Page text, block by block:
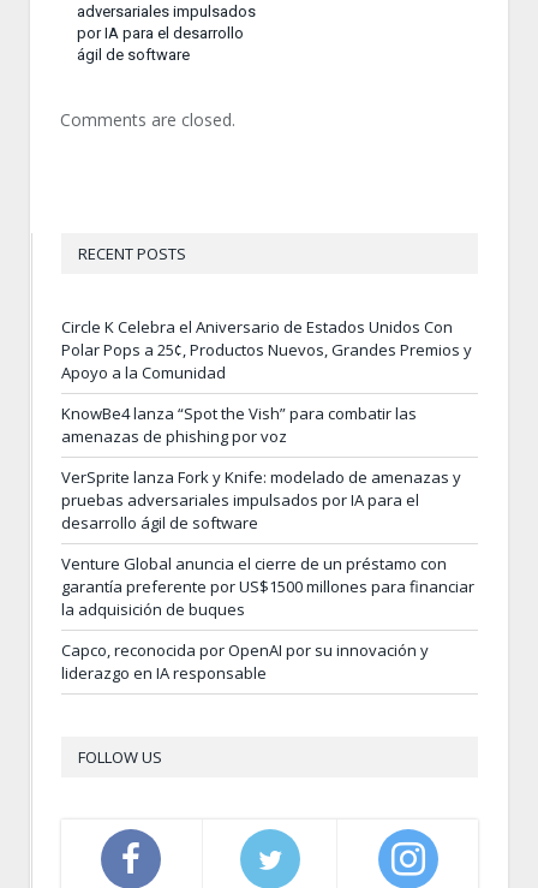
adversariales impulsados
por IA para el desarrollo
ágil de software
Comments are closed.
RECENT POSTS
Circle K Celebra el Aniversario de Estados Unidos Con
Polar Pops a 25¢, Productos Nuevos, Grandes Premios y
Apoyo a la Comunidad
KnowBe4 lanza “Spot the Vish” para combatir las
amenazas de phishing por voz
VerSprite lanza Fork y Knife: modelado de amenazas y
pruebas adversariales impulsados por IA para el
desarrollo ágil de software
Venture Global anuncia el cierre de un préstamo con
garantía preferente por US$1500 millones para financiar
la adquisición de buques
Capco, reconocida por OpenAI por su innovación y
liderazgo en IA responsable
FOLLOW US